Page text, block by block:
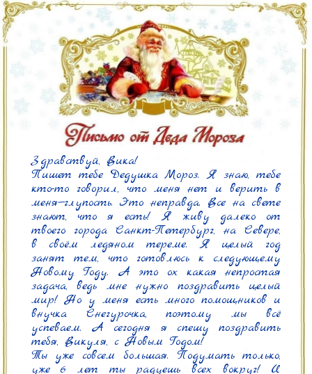
Здравствуй, Вика!
Пишет тебе Дедушка Мороз. Я знаю, тебе
кто-то говорил, что меня нет и верить в
меня—глупость. Это неправда. Все на свете
знают, что я есть! Я живу далеко от
твоего города Санкт-Петербург, на Севере,
в своём ледяном тереме. Я целый год
занят тем, что готовлюсь к следующему
Новому Году. А это ох какая непростая
задача, ведь мне нужно поздравить целый
мир! Но у меня есть много помощников и
внучка Снегурочка, поэтому мы всё
успеваем. А сегодня я спешу поздравить
тебя, Викуля, с Новым Годом!
Ты уже совсем большая. Подумать только,
уже 6 лет ты радуешь всех вокруг! И